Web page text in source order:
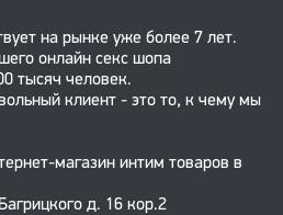
на рынке уже более 7 лет.
онлайн секс шопа
тысяч человек.
клиент - это то, к чему мы
магазин интим товаров в
д. 16 кор.2